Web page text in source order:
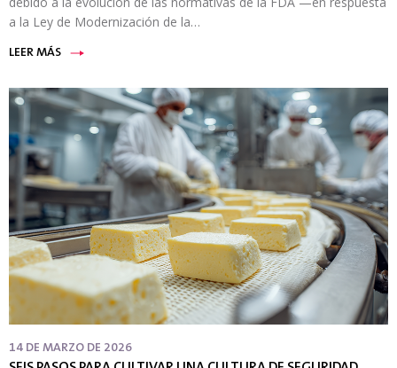
a la Ley de Modernización de la…
LEER MÁS
14 DE MARZO DE 2026